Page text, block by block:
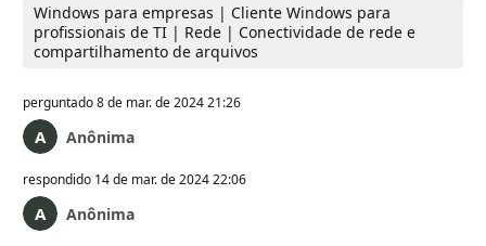
Windows para empresas | Cliente Windows para
profissionais de TI | Rede | Conectividade de rede e
compartilhamento de arquivos
perguntado8 de mar. de 2024 21:26
Anônima
respondido 14 de mar. de 2024 22:06
Anônima